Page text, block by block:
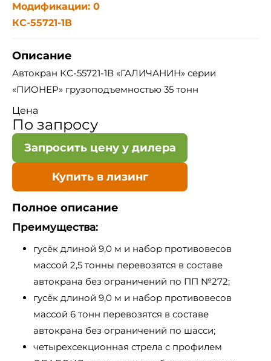
Модификации: 0
КС-55721-1В
Описание
Автокран КС-55721-1В «ГАЛИЧАНИН» серии
«ПИОНЕР» грузоподъемностью 35 тонн
Цена
По запросу
Запросить цену у дилера
Купить в лизинг
Полное описание
Преимущества:
гусёк длиной 9,0 м и набор противовесов
массой 2,5 тонны перевозятся в составе
автокрана без ограничений по ПП №272;
гусёк длиной 9,0 м и набор противовесов
массой 6 тонн перевозятся в составе
автокрана без ограничений по шасси;
четырехсекционная стрела с профилем